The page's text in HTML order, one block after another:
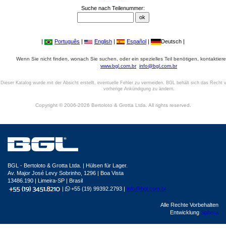
Suche nach Teilenummer:
| Português | English | Español | Deutsch |
Wenn Sie nicht finden, wonach Sie suchen, oder ein spezielles Teil benötigen,
www.bgl.com.br info@bgl.com.br
Dieser Katalog wurde mit der Absicht erstellt, eventuelle Fehler zu vermeiden. BGL behält sich das Recht
vorherige Ankündigung zu ändern.
Copyright © 2006-2026 Bertoloto & Grotta Ltda. All rights reserved.
BGL - Bertoloto & Grotta Ltda. | Hülsen für Lager.
Av. Major José Levy Sobrinho, 1296 | Boa Vista
13486.190 | Limeira-SP | Brasil
|
+55 (19) 99392.2793 | info@bgl.com.br
Alle Rechte Vorbehalten
Entwicklung Sphera